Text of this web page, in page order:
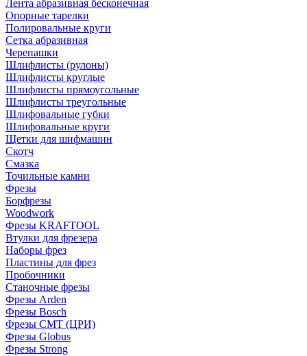
Лента абразивная бесконечная
Опорные тарелки
Полировальные круги
Сетка абразивная
Черепашки
Шлифлисты (рулоны)
Шлифлисты круглые
Шлифлисты прямоугольные
Шлифлисты треугольные
Шлифовальные губки
Шлифовальные круги
Щетки для шифмашин
Скотч
Смазка
Точильные камни
Фрезы
Борфрезы
Woodwork
Фрезы KRAFTOOL
Втулки для фрезера
Наборы фрез
Пластины для фрез
Пробочники
Станочные фрезы
Фрезы Arden
Фрезы Bosch
Фрезы CMT (ЦРИ)
Фрезы Globus
Фрезы Strong